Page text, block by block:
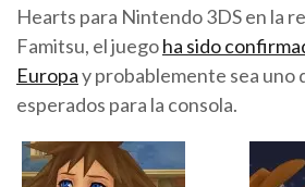
Hearts para Nintendo 3DS en la
Famitsu, el juegoha sido
Europay probablemente sea uno
esperados para la consola.